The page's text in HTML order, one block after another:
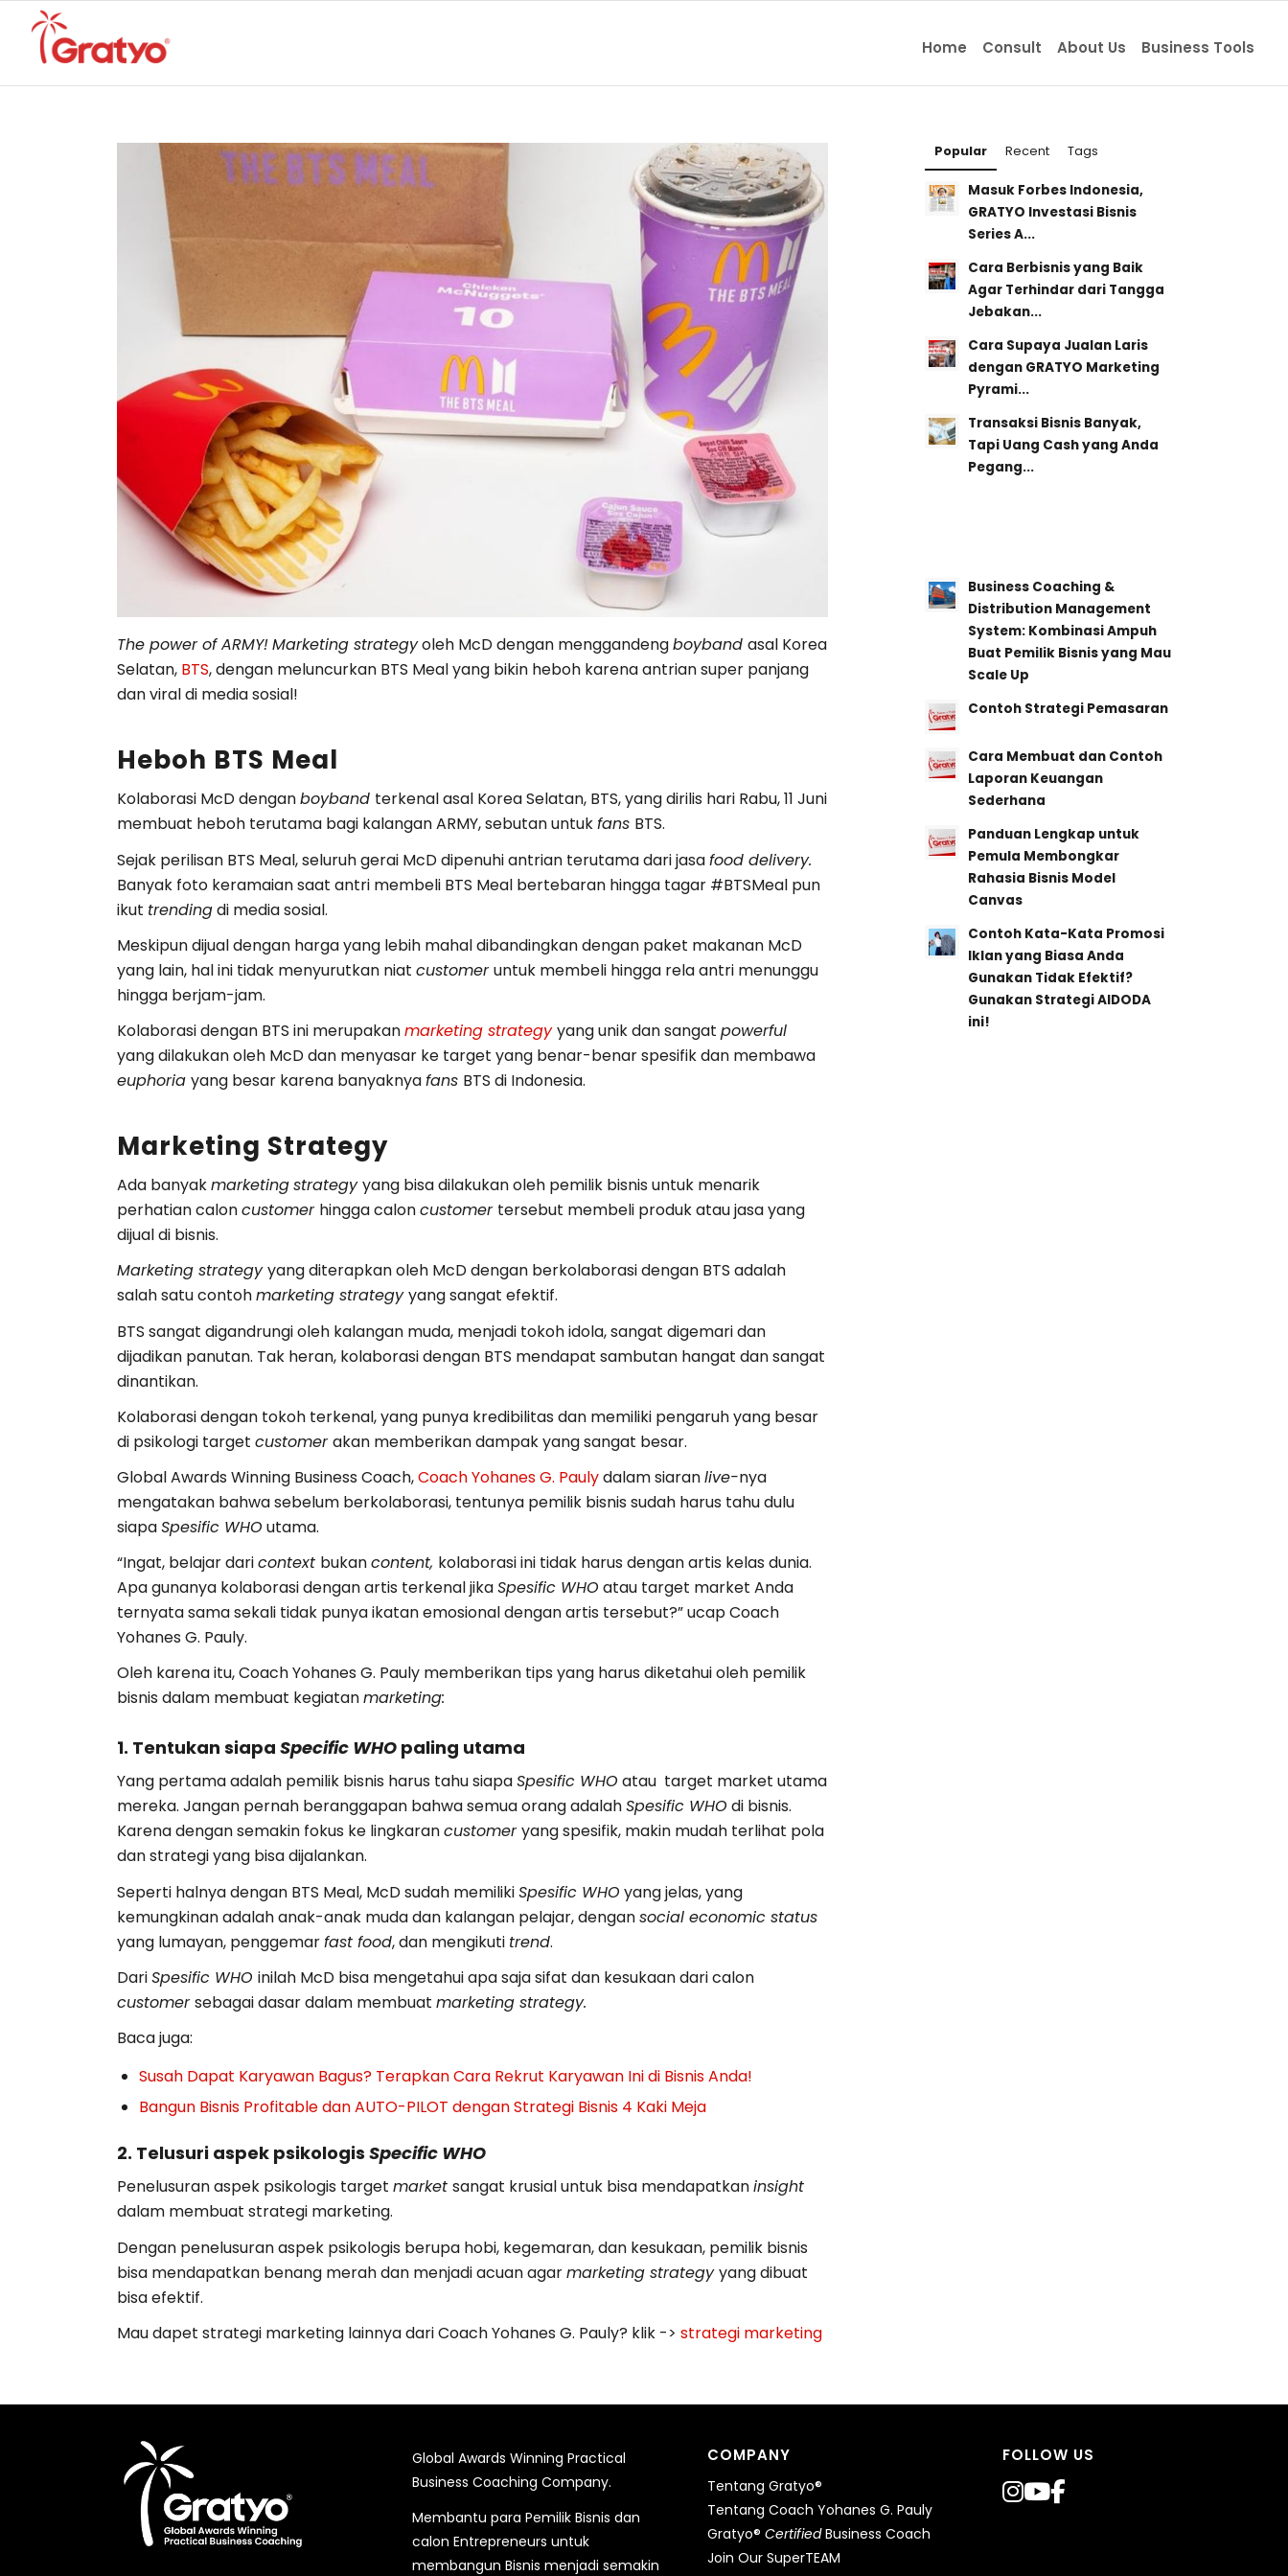
Home Consult About Us Business Tools
The power of ARMY!Marketing strategyoleh McD dengan menggandengboyband asal Korea
Selatan, BTS, dengan meluncurkan BTS Meal yang bikin heboh karena antrian super panjang
dan viral di media sosial!
Heboh BTS Meal
Kolaborasi McD denganboyband terkenal asal Korea Selatan, BTS, yang dirilis hari Rabu, 11 Juni
membuat heboh terutama bagi kalangan ARMY, sebutan untukfans BTS.
Sejak perilisan BTS Meal, seluruh gerai McD dipenuhi antrian terutama dari jasafood delivery.
Banyak foto keramaian saat antri membeli BTS Meal bertebaran hingga tagar #BTSMeal pun
ikut trendingdi media sosial.
Meskipun dijual dengan harga yang lebih mahal dibandingkan dengan paket makanan McD
yang lain, hal ini tidak menyurutkan niat customeruntuk membeli hingga rela antri menunggu
hingga berjam-jam.
Kolaborasi dengan BTS ini merupakanmarketing strategyyang unik dan sangat powerful
yang dilakukan oleh McD dan menyasar ke target yang benar-benar spesifik dan membawa
euphoria yang besar karena banyaknyafans BTS di Indonesia.
Marketing Strategy
Ada banyakmarketingstrategyyang bisa dilakukan oleh pemilik bisnis untuk menarik
perhatian caloncustomer hingga caloncustomer tersebut membeli produk atau jasa yang
dijual di bisnis.
Marketing strategyyang diterapkan oleh McD dengan berkolaborasi dengan BTS adalah
salah satu contohmarketing strategyyang sangat efektif.
BTS sangat digandrungi oleh kalangan muda, menjadi tokoh idola, sangat digemari dan
dijadikan panutan. Tak heran, kolaborasi dengan BTS mendapat sambutan hangat dan sangat
dinantikan.
Kolaborasi dengan tokoh terkenal, yang punya kredibilitas dan memiliki pengaruh yang besar
di psikologi target customerakan memberikan dampak yang sangat besar.
Global Awards Winning Business Coach,Coach Yohanes G. Paulydalam siaranlive-nya
mengatakan bahwa sebelum berkolaborasi, tentunya pemilik bisnis sudah harus tahu dulu
siapaSpesific WHO utama.
“Ingat, belajar daricontext bukancontent, kolaborasi ini tidak harus dengan artis kelas dunia.
Apa gunanya kolaborasi dengan artis terkenal jikaSpesific WHO atau target market Anda
ternyata sama sekali tidak punya ikatan emosional dengan artis tersebut?” ucap Coach
Yohanes G. Pauly.
Oleh karena itu, Coach Yohanes G. Pauly memberikan tips yang harus diketahui oleh pemilik
bisnis dalam membuat kegiatanmarketing:
1. Tentukan siapa Specific WHO paling utama
Yang pertama adalah pemilik bisnis harus tahu siapaSpesific WHO atau target market utama
mereka. Jangan pernah beranggapan bahwa semua orang adalahSpesific WHO di bisnis.
Karena dengan semakin fokus ke lingkarancustomeryang spesifik, makin mudah terlihat pola
dan strategi yang bisa dijalankan.
Seperti halnya dengan BTS Meal, McD sudah memilikiSpesific WHO yang jelas, yang
kemungkinan adalah anak-anak muda dan kalangan pelajar, dengansocial economic status
yang lumayan, penggemarfast food, dan mengikuti trend.
DariSpesific WHO inilah McD bisa mengetahui apa saja sifat dan kesukaan dari calon
customersebagai dasar dalam membuat marketing strategy.
Baca juga:
Susah Dapat Karyawan Bagus? Terapkan Cara Rekrut Karyawan Ini di Bisnis Anda!
Bangun Bisnis Profitable dan AUTO-PILOT dengan Strategi Bisnis 4 Kaki Meja
2. Telusuri aspek psikologis Specific WHO
Penelusuran aspek psikologis target market sangat krusial untuk bisa mendapatkaninsight
dalam membuat strategi marketing.
Dengan penelusuran aspek psikologis berupa hobi, kegemaran, dan kesukaan, pemilik bisnis
bisa mendapatkan benang merah dan menjadi acuan agarmarketing strategyyang dibuat
bisa efektif.
Mau dapet strategi marketing lainnya dari Coach Yohanes G. Pauly? klik -> strategi marketing
Popular Recent Tags
Masuk Forbes Indonesia,
GRATYO Investasi Bisnis
Series A...
Cara Berbisnis yang Baik
Agar Terhindar dari Tangga
Jebakan...
Cara Supaya Jualan Laris
dengan GRATYO Marketing
Pyrami...
Transaksi Bisnis Banyak,
Tapi Uang Cash yang Anda
Pegang...
Business Coaching &
Distribution Management
System: Kombinasi Ampuh
Buat Pemilik Bisnis yang Mau
Scale Up
Contoh Strategi Pemasaran
Cara Membuat dan Contoh
Laporan Keuangan
Sederhana
Panduan Lengkap untuk
Pemula Membongkar
Rahasia Bisnis Model
Canvas
Contoh Kata-Kata Promosi
Iklan yang Biasa Anda
Gunakan Tidak Efektif?
Gunakan Strategi AIDODA
ini!
Global Awards Winning Practical
Business Coaching Company.
Membantu para Pemilik Bisnis dan
calon Entrepreneurs untuk
membangun Bisnis menjadi semakin
COMPANY
Tentang Gratyo®
Tentang Coach Yohanes G. Pauly
Gratyo® CertifiedBusiness Coach
Join Our SuperTEAM
FOLLOW US